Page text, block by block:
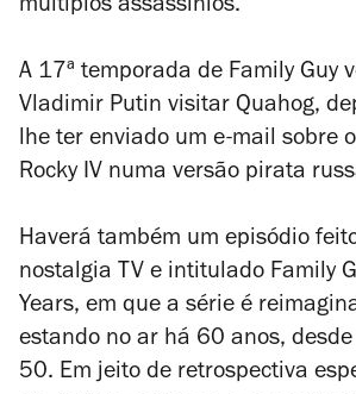
múltiplos assassínios.
A 17ª temporada de Family Guy
Vladimir Putin visitar Quahog,
lhe ter enviado um e-mail sobre
Rocky IV numa versão pirata
Haverá também um episódio
nostalgia TV e intitulado Family
Years, em que a série é
estando no ar há 60 anos,
50. Em jeito de retrospectiva